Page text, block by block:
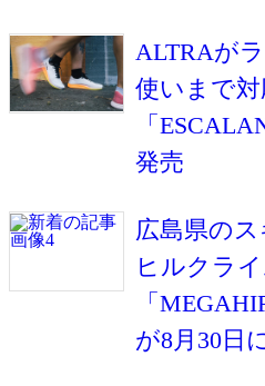
ALTRAが
使いまで
「
発売
広島県の
ヒルクラ
「
が8月30日